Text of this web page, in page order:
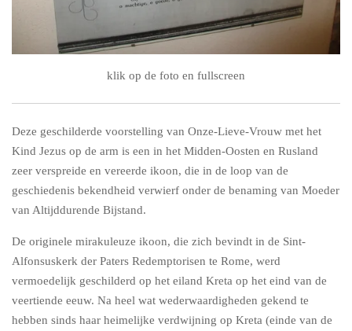
klik op de foto en fullscreen
Deze geschilderde voorstelling van Onze-Lieve-Vrouw met het
Kind Jezus op de arm is een in het Midden-Oosten en Rusland
zeer verspreide en vereerde ikoon, die in de loop van de
geschiedenis bekendheid verwierf onder de benaming van Moeder
van Altijddurende Bijstand.
De originele mirakuleuze ikoon, die zich bevindt in de Sint-
Alfonsuskerk der Paters Redemptorisen te Rome, werd
vermoedelijk geschilderd op het eiland Kreta op het eind van de
veertiende eeuw. Na heel wat wederwaardigheden gekend te
hebben sinds haar heimelijke verdwijning op Kreta (einde van de